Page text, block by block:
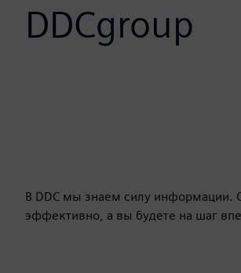
DDCgroup
В DDC мы знаем силу информации.
эффективно, а вы будете на шаг